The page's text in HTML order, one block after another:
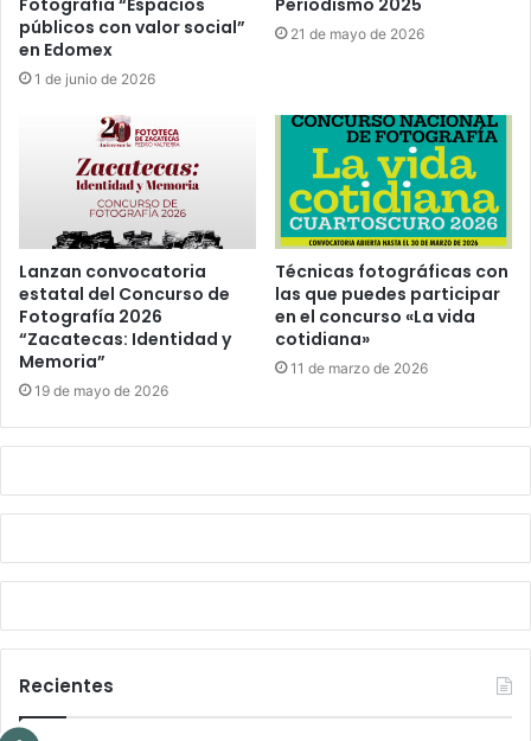
Fotografía “Espacios
públicos con valor social”
en Edomex
1 de junio de 2026
Periodismo 2025
21 de mayo de 2026
Lanzan convocatoria
estatal del Concurso de
Fotografía 2026
“Zacatecas: Identidad y
Memoria”
19 de mayo de 2026
Técnicas fotográficas con
las que puedes participar
en el concurso «La vida
cotidiana»
11 de marzo de 2026
Recientes